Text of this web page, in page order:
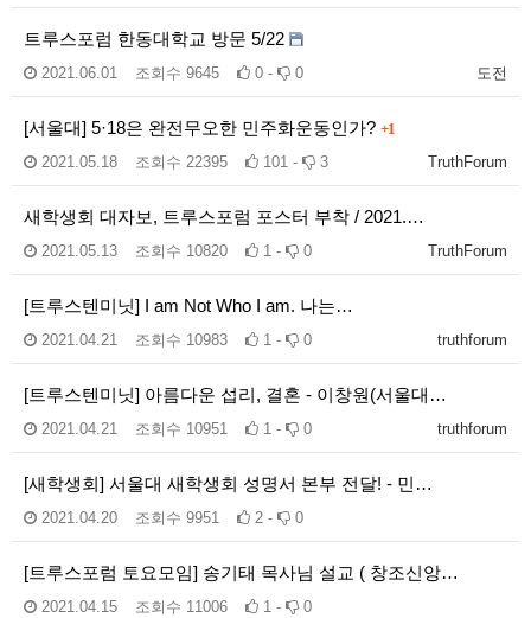
트루스포럼 한동대학교 방문 5/22
도전
2021.06.01 조회수 9645 0 - 0
[서울대] 5·18은 완전무오한 민주화운동인가? +1
TruthForum
2021.05.18 조회수 22395 101 - 3
새학생회 대자보, 트루스포럼 포스터 부착 / 2021.…
TruthForum
2021.05.13 조회수 10820 1 - 0
[트루스텐미닛] I am Not Who I am. 나는…
truthforum
2021.04.21 조회수 10983 1 - 0
[트루스텐미닛] 아름다운 섭리, 결혼 - 이창원(서울대…
truthforum
2021.04.21 조회수 10951 1 - 0
[새학생회] 서울대 새학생회 성명서 본부 전달! - 민…
2021.04.20 조회수 9951 2 - 0
[트루스포럼 토요모임] 송기태 목사님 설교 ( 창조신앙…
2021.04.15 조회수 11006 1 - 0